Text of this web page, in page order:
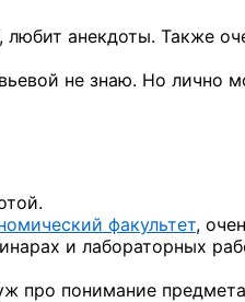
анекдоты. Также
не знаю. Но лично
факультет,
и лабораторных
про понимание